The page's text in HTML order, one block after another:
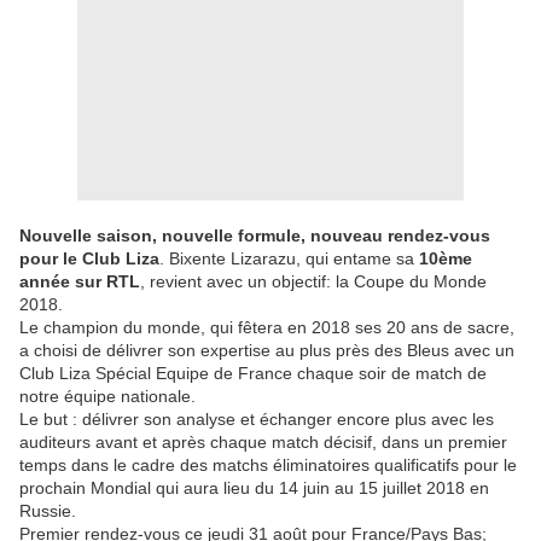
Nouvelle saison, nouvelle formule, nouveau rendez-vous
pour le Club Liza . Bixente Lizarazu, qui entame sa 10ème
année sur RTL , revient avec un objectif: la Coupe du Monde
2018.
Le champion du monde, qui fêtera en 2018 ses 20 ans de sacre,
a choisi de délivrer son expertise au plus près des Bleus avec un
Club Liza Spécial Equipe de France chaque soir de match de
notre équipe nationale.
Le but : délivrer son analyse et échanger encore plus avec les
auditeurs avant et après chaque match décisif, dans un premier
temps dans le cadre des matchs éliminatoires qualificatifs pour le
prochain Mondial qui aura lieu du 14 juin au 15 juillet 2018 en
Russie.
Premier rendez-vous ce jeudi 31 août pour France/Pays Bas;